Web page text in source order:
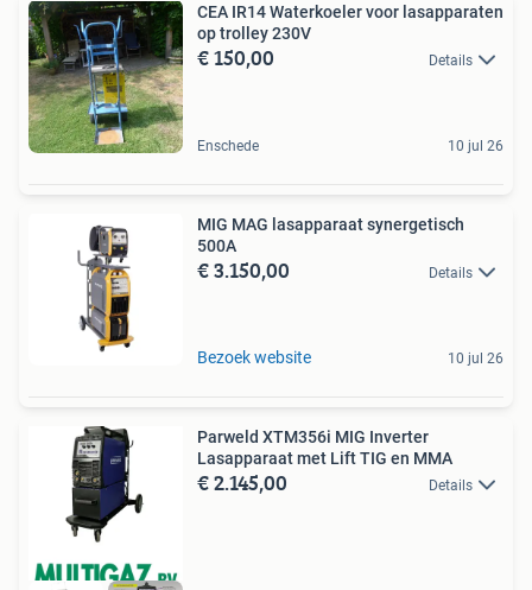
CEA IR14 Waterkoeler voor lasapparaten
op trolley 230V
€ 150,00 Details
Enschede 10 jul 26
MIG MAG lasapparaat synergetisch
500A
€ 3.150,00 Details
Bezoek website 10 jul 26
Parweld XTM356i MIG Inverter
Lasapparaat met Lift TIG en MMA
€ 2.145,00 Details